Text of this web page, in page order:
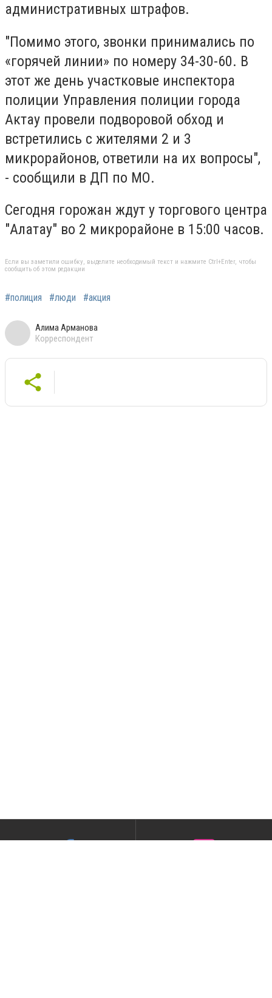
административных штрафов.
"Помимо этого, звонки принимались по
«горячей линии» по номеру 34-30-60. В
этот же день участковые инспектора
полиции Управления полиции города
Актау провели подворовой обход и
встретились с жителями 2 и 3
микрорайонов, ответили на их вопросы",
- сообщили в ДП по МО.
Сегодня горожан ждут у торгового центра
"Алатау" во 2 микрорайоне в 15:00 часов.
Если вы заметили ошибку, выделите необходимый текст и нажмите Ctrl+Enter, чтобы
сообщить об этом редакции
#полиция #люди #акция
Алима Арманова
Корреспондент